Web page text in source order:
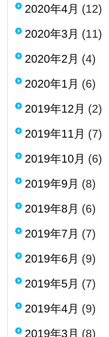
2020年4月 (12)
2020年3月 (11)
2020年2月 (4)
2020年1月 (6)
2019年12月 (2)
2019年11月 (7)
2019年10月 (6)
2019年9月 (8)
2019年8月 (6)
2019年7月 (7)
2019年6月 (9)
2019年5月 (7)
2019年4月 (9)
2019年3月 (8)